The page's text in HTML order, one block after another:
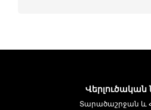
Վերլուծական
Տարածաշրջան և